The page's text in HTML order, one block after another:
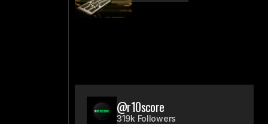
@r10score
319k Followers